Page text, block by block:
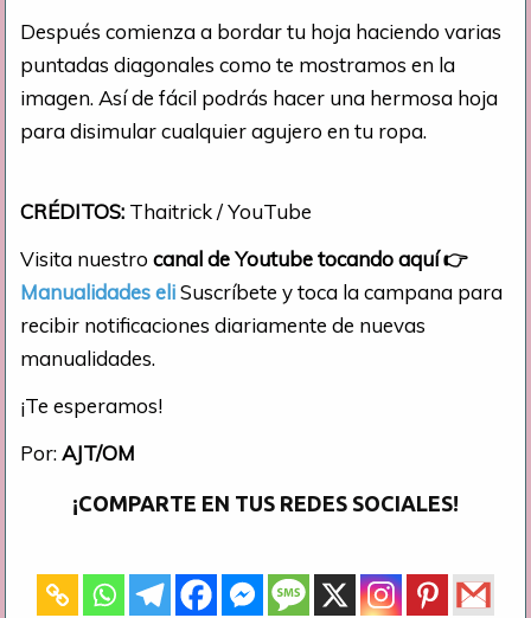
Después comienza a bordar tu hoja haciendo varias
puntadas diagonales como te mostramos en la
imagen. Así de fácil podrás hacer una hermosa hoja
para disimular cualquier agujero en tu ropa.
CRÉDITOS: Thaitrick / YouTube
Visita nuestrocanal de Youtube tocando aquí👉
Manualidades eliSuscríbete y toca la campana para
recibir notificaciones diariamente de nuevas
manualidades.
¡Te esperamos!
Por:AJT/OM
¡COMPARTE EN TUS REDES SOCIALES!